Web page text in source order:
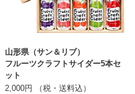
山形県（サン＆リブ）
フルーツクラフトサイダー5本セ
ット
2,000円 （税・送料込）